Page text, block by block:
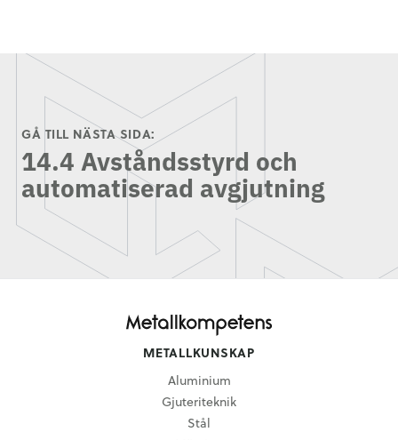
GÅ TILL NÄSTA SIDA:
14.4 Avståndsstyrd och
automatiserad avgjutning
METALLKUNSKAP
Aluminium
Gjuteriteknik
Stål